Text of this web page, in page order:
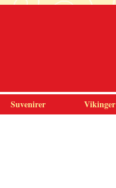
Suvenirer Vikinger